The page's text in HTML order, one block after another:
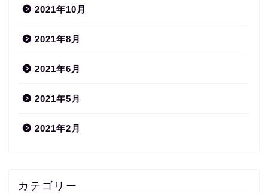
2021年10月
2021年8月
2021年6月
2021年5月
2021年2月
カテゴリー